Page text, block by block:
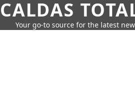
CALDAS
Your go-to source for the latest